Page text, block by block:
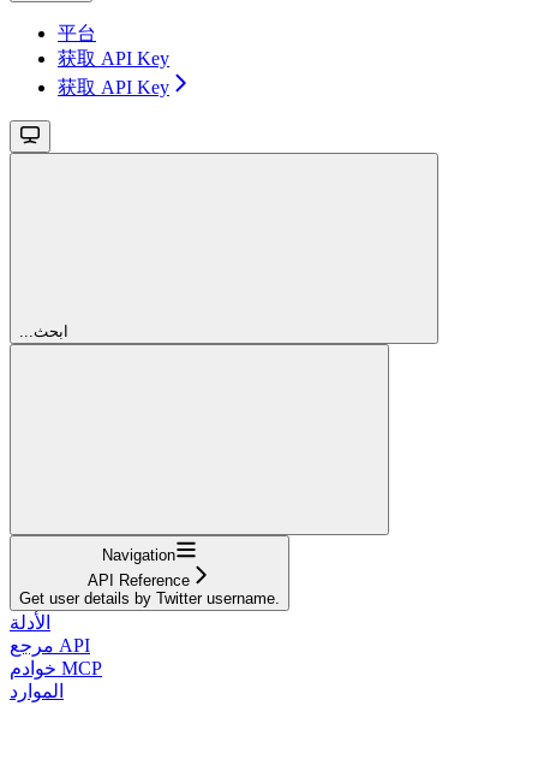
平台
获取 API Key
获取 API Key
...ابحث
Navigation
API Reference
Get user details by Twitter username.
الأدلة
مرجع API
خوادم MCP
الموارد